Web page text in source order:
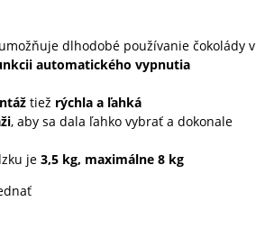
dlhodobé používanie čokolády v
automatického vypnutia
tiež rýchla a ľahká
, aby sa dala ľahko vybrať a dokonale
je3,5 kg, maximálne 8 kg